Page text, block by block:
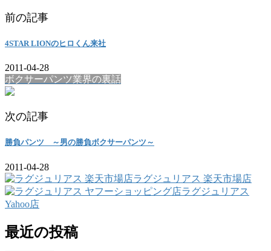
前の記事
4STAR LIONのヒロくん来社
2011-04-28
ボクサーパンツ業界の裏話
次の記事
勝負パンツ ～男の勝負ボクサーパンツ～
2011-04-28
ラグジュリアス 楽天市場店
ラグジュリアス
Yahoo店
最近の投稿